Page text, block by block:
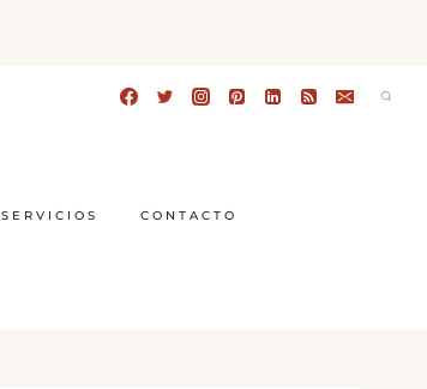
SERVICIOS CONTACTO